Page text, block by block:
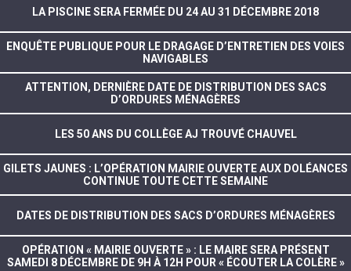
LA PISCINE SERA FERMÉE DU 24 AU 31 DÉCEMBRE 2018
ENQUÊTE PUBLIQUE POUR LE DRAGAGE D’ENTRETIEN DES VOIES
NAVIGABLES
ATTENTION, DERNIÈRE DATE DE DISTRIBUTION DES SACS
D’ORDURES MÉNAGÈRES
LES 50 ANS DU COLLÈGE AJ TROUVÉ CHAUVEL
GILETS JAUNES : L’OPÉRATION MAIRIE OUVERTE AUX DOLÉANCES
CONTINUE TOUTE CETTE SEMAINE
DATES DE DISTRIBUTION DES SACS D’ORDURES MÉNAGÈRES
OPÉRATION « MAIRIE OUVERTE » : LE MAIRE SERA PRÉSENT
SAMEDI 8 DÉCEMBRE DE 9H À 12H POUR « ÉCOUTER LA COLÈRE »